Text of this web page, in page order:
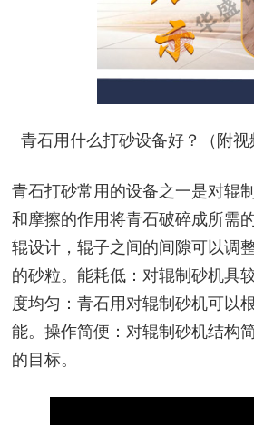
青石用什么打砂设备好？（附视
青石打砂常用的设备之一是对辊
和摩擦的作用将青石破碎成所需
辊设计，辊子之间的间隙可以调
的砂粒。能耗低：对辊制砂机具
度均匀：青石用对辊制砂机可以
能。操作简便：对辊制砂机结构
的目标。